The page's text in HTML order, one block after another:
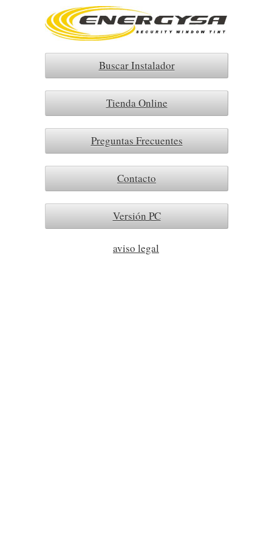
Buscar Instalador
Tienda Online
Preguntas Frecuentes
Contacto
Versión PC
aviso legal